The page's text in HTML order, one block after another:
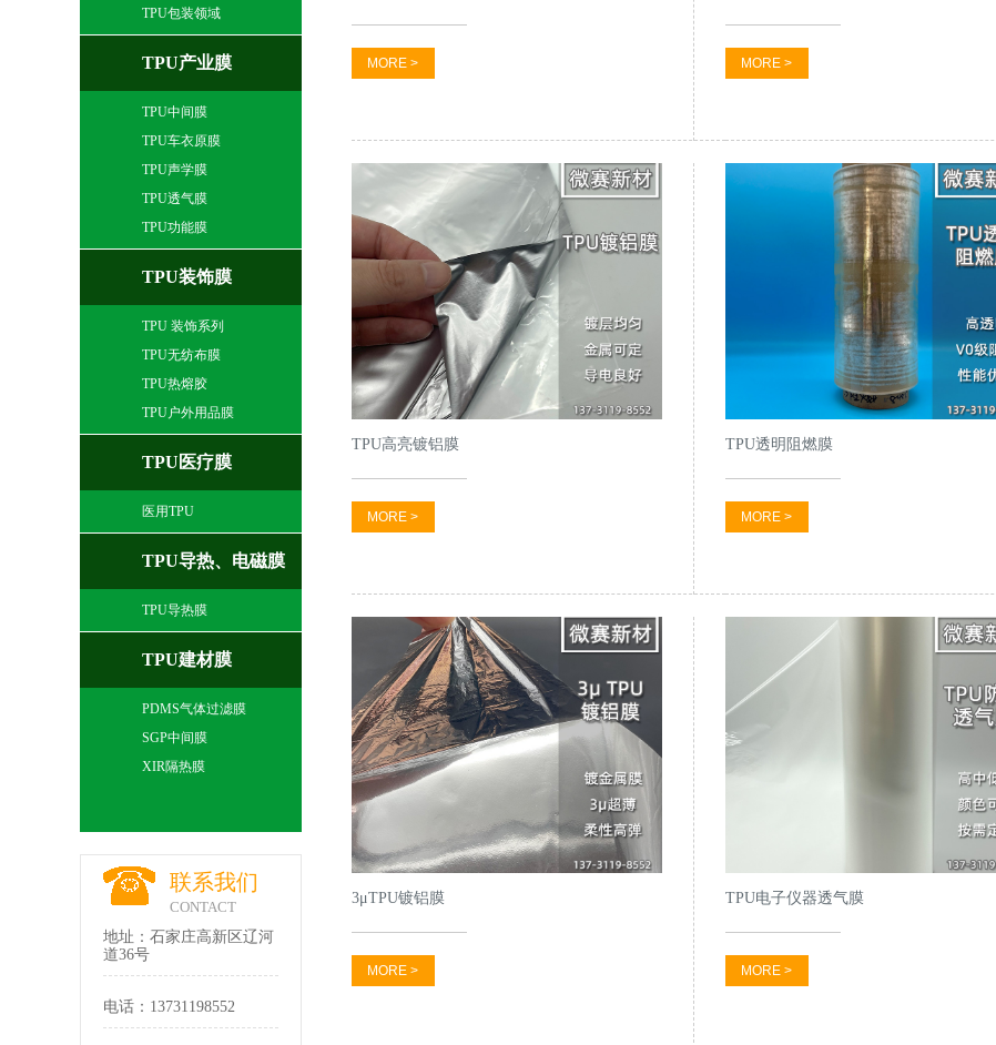
TPU包装领域
TPU产业膜
TPU中间膜
TPU车衣原膜
TPU声学膜
TPU透气膜
TPU功能膜
TPU装饰膜
TPU 装饰系列
TPU无纺布膜
TPU热熔胶
TPU户外用品膜
TPU医疗膜
医用TPU
TPU导热、电磁膜
TPU导热膜
TPU建材膜
PDMS气体过滤膜
SGP中间膜
XIR隔热膜
联系我们
CONTACT
地址：石家庄高新区辽河
道36号
电话：13731198552
MORE > MORE >
TPU高亮镀铝膜
MORE >
TPU透明阻燃膜
MORE >
3μTPU镀铝膜
MORE >
TPU电子仪器透气膜
MORE >